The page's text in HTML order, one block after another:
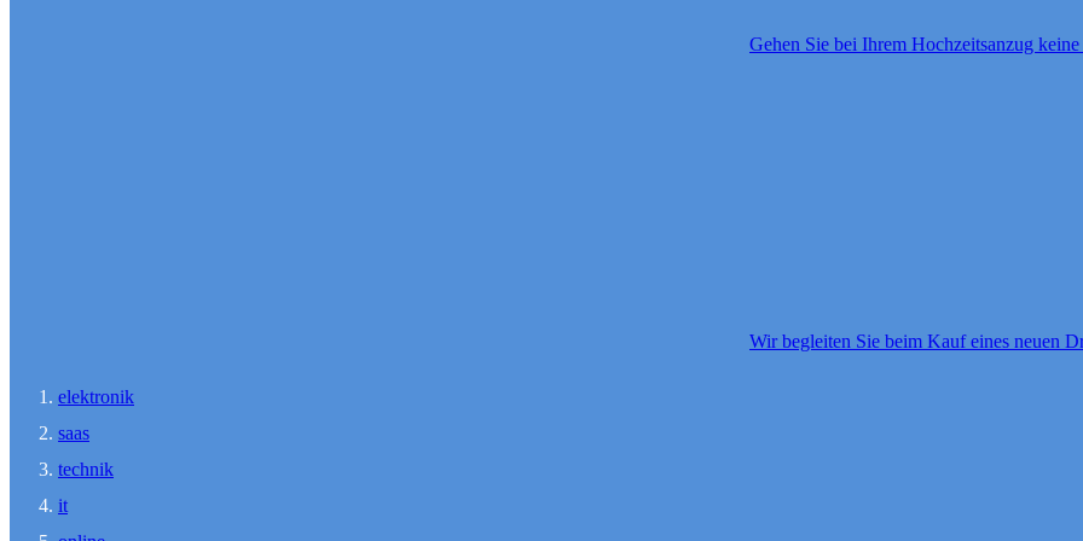
Gehen Sie bei Ihrem Hochzeitsanzug
Wir begleiten Sie beim Kauf eines neuen
elektronik
saas
technik
it